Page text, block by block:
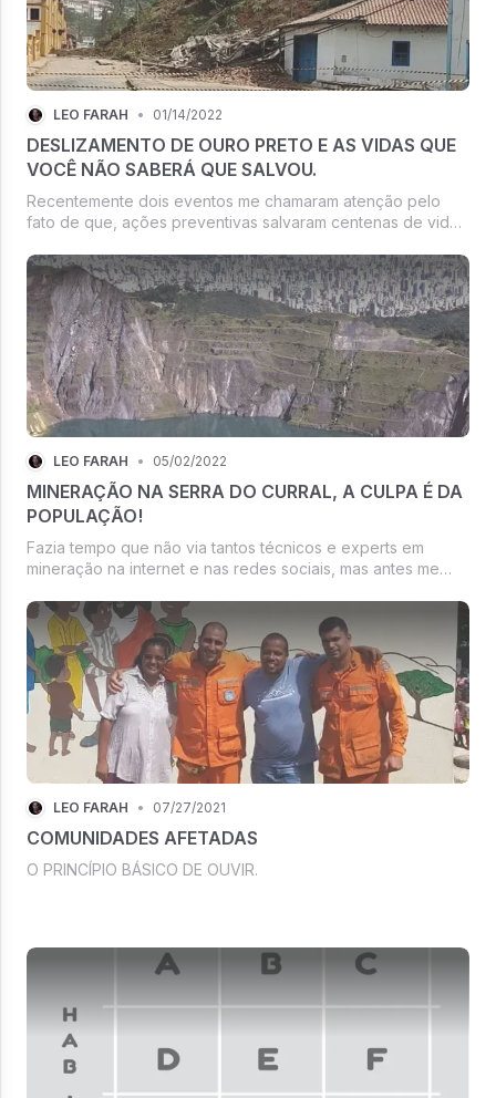
LÉO FARAH • 01/14/2022
DESLIZAMENTO DE OURO PRETO E AS VIDAS QUE
VOCÊ NÃO SABERÁ QUE SALVOU.
Recentemente dois eventos me chamaram atenção pelo
fato de que, ações preventivas salvaram centenas de vidas
LÉO FARAH • 05/02/2022
MINERAÇÃO NA SERRA DO CURRAL, A CULPA É DA
POPULAÇÃO!
Fazia tempo que não via tantos técnicos e experts em
mineração na internet e nas redes sociais, mas antes me
LÉO FARAH • 07/27/2021
COMUNIDADES AFETADAS
O PRINCÍPIO BÁSICO DE OUVIR.